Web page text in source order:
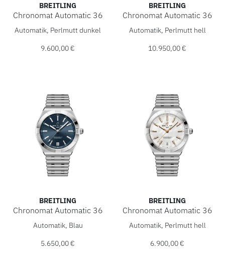
BREITLING
Chronomat Automatic 36
Breitling Chronomat Automatic 36, Ref: A10320591G1A1,
Automatik, Perlmutt dunkel
9.600,00 €
BREITLING
Chronomat Automatic 36
Breitling Chronomat
Automatik, Perlmutt hell
10.950,00 €
BREITLING
Chronomat Automatic 36
Breitling Chronomat Automatic 36, Ref: A10320101C1A1,
Automatik, Blau
5.650,00 €
BREITLING
Chronomat Automatic 36
Breitling Chronomat
Automatik, Perlmutt hell
6.900,00 €